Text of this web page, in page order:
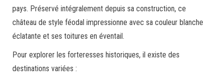
pays. Préservé intégralement depuis sa construction, ce
château de style féodal impressionne avec sa couleur blanche
éclatante et ses toitures en éventail.
Pour explorer les forteresses historiques, il existe des
destinations variées :